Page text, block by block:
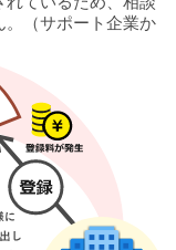
（サポート企業か